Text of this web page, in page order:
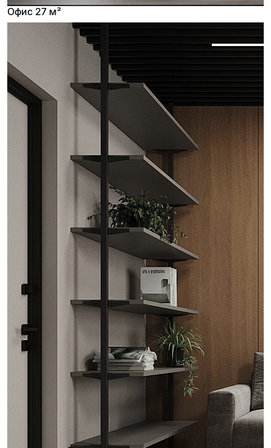
Офис 27 м²